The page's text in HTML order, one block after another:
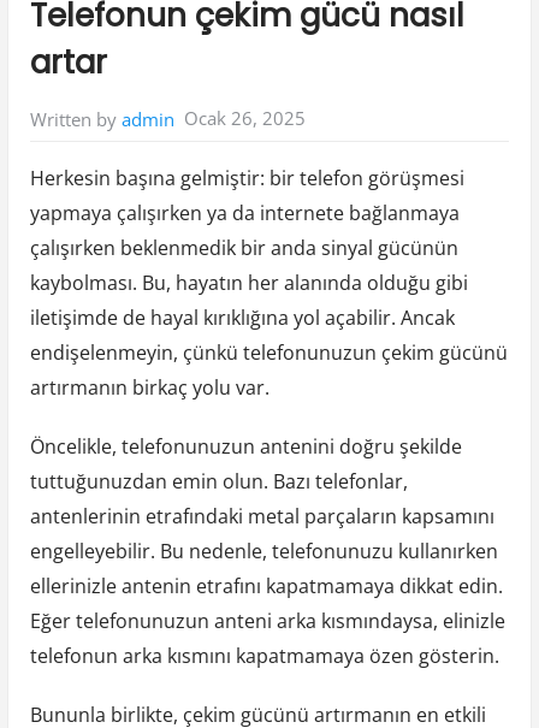
Telefonun çekim gücü nasıl
artar
Written by admin Ocak 26, 2025
Herkesin başına gelmiştir: bir telefon görüşmesi
yapmaya çalışırken ya da internete bağlanmaya
çalışırken beklenmedik bir anda sinyal gücünün
kaybolması. Bu, hayatın her alanında olduğu gibi
iletişimde de hayal kırıklığına yol açabilir. Ancak
endişelenmeyin, çünkü telefonunuzun çekim gücünü
artırmanın birkaç yolu var.
Öncelikle, telefonunuzun antenini doğru şekilde
tuttuğunuzdan emin olun. Bazı telefonlar,
antenlerinin etrafındaki metal parçaların kapsamını
engelleyebilir. Bu nedenle, telefonunuzu kullanırken
ellerinizle antenin etrafını kapatmamaya dikkat edin.
Eğer telefonunuzun anteni arka kısmındaysa, elinizle
telefonun arka kısmını kapatmamaya özen gösterin.
Bununla birlikte, çekim gücünü artırmanın en etkili